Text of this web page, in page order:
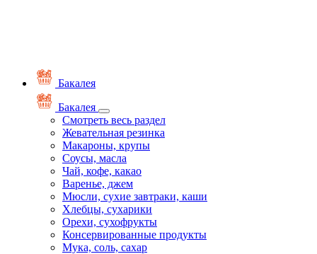
Бакалея
Бакалея
Смотреть весь раздел
Жевательная резинка
Макароны, крупы
Соусы, масла
Чай, кофе, какао
Варенье, джем
Мюсли, сухие завтраки, каши
Хлебцы, сухарики
Орехи, сухофрукты
Консервированные продукты
Мука, соль, сахар